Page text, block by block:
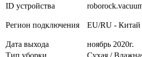
ID устройства
roborock.vac
Регион подключения EU/RU - Китай
Дата выхода
ноябрь 2020г.